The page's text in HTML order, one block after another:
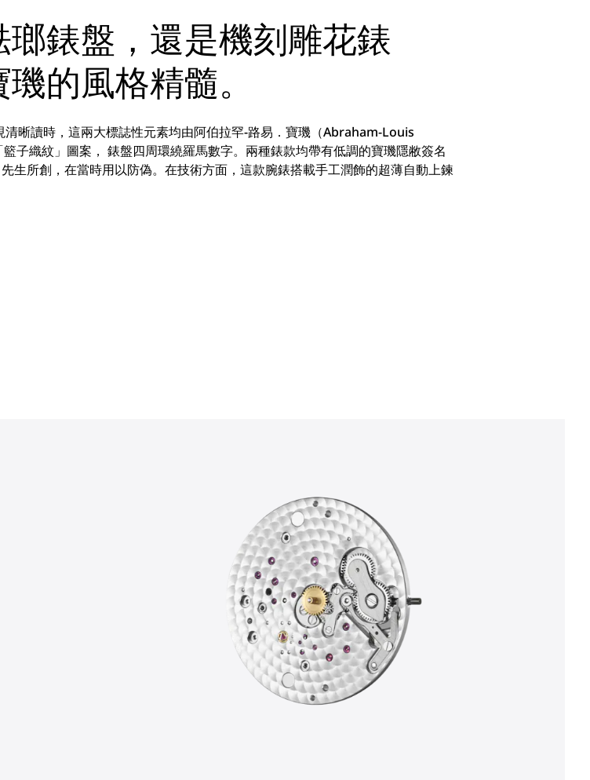
錶盤，還是機刻雕花錶
的風格精髓。
晰讀時，這兩大標誌性元素均由阿伯拉罕-路易．寶璣（Abraham-Louis
子織紋」圖案， 錶盤四周環繞羅馬數字。兩種錶款均帶有低調的寶璣隱敝簽名
所創，在當時用以防偽。在技術方面，這款腕錶搭載手工潤飾的超薄自動上鍊